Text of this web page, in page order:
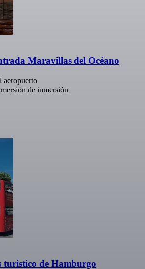
Maravillas del Océano
aeropuerto
de inmersión
turístico de Hamburgo